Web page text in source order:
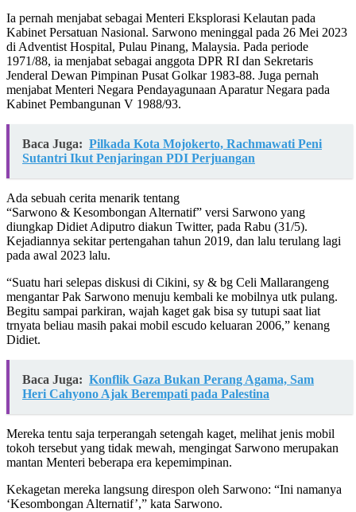
Ia pernah menjabat sebagai Menteri Eksplorasi Kelautan pada
Kabinet Persatuan Nasional. Sarwono meninggal pada 26 Mei 2023
di Adventist Hospital, Pulau Pinang, Malaysia. Pada periode
1971/88, ia menjabat sebagai anggota DPR RI dan Sekretaris
Jenderal Dewan Pimpinan Pusat Golkar 1983-88. Juga pernah
menjabat Menteri Negara Pendayagunaan Aparatur Negara pada
Kabinet Pembangunan V 1988/93.
Baca Juga: Pilkada Kota Mojokerto, Rachmawati Peni
Sutantri Ikut Penjaringan PDI Perjuangan
Ada sebuah cerita menarik tentang
“Sarwono & Kesombongan Alternatif” versi Sarwono yang
diungkap Didiet Adiputro diakun Twitter, pada Rabu (31/5).
Kejadiannya sekitar pertengahan tahun 2019, dan lalu terulang lagi
pada awal 2023 lalu.
“Suatu hari selepas diskusi di Cikini, sy & bg Celi Mallarangeng
mengantar Pak Sarwono menuju kembali ke mobilnya utk pulang.
Begitu sampai parkiran, wajah kaget gak bisa sy tutupi saat liat
trnyata beliau masih pakai mobil escudo keluaran 2006,” kenang
Didiet.
Baca Juga: Konflik Gaza Bukan Perang Agama, Sam
Heri Cahyono Ajak Berempati pada Palestina
Mereka tentu saja terperangah setengah kaget, melihat jenis mobil
tokoh tersebut yang tidak mewah, mengingat Sarwono merupakan
mantan Menteri beberapa era kepemimpinan.
Kekagetan mereka langsung direspon oleh Sarwono: “Ini namanya
‘Kesombongan Alternatif’,” kata Sarwono.